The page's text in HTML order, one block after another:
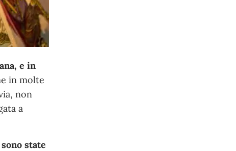
e in
in molte
non
a
state